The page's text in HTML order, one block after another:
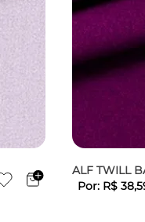
ALF TWILL
Por: R$ 38,